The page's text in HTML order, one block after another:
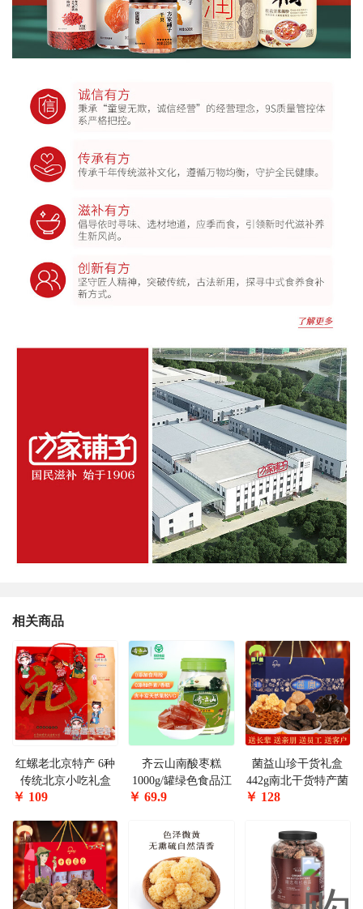
相关商品
红螺老北京特产 6种
传统北京小吃礼盒
2060g 中华老字号伴
￥ 109
齐云山南酸枣糕
1000g/罐绿色食品江
西特产蜜饯果干休闲
￥ 69.9
菌益山珍干货礼盒
442g南北干货特产菌
菇礼盒大礼包送礼团
￥ 128